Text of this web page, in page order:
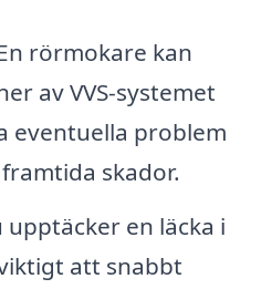
rörmokare kan
av VVS-systemet
eventuella problem
skador.
upptäcker en läcka i
att snabbt